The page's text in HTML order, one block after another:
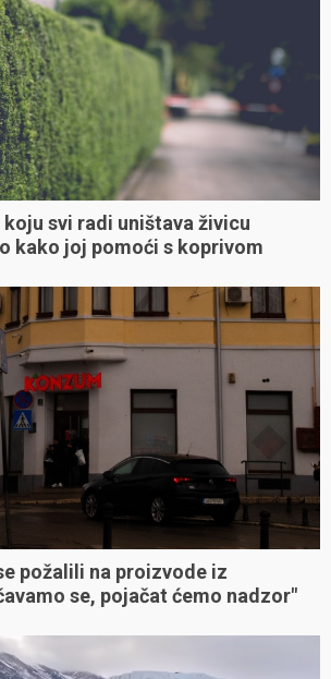
svi radi uništava živicu
kako joj pomoći s koprivom
požalili na proizvode iz
se, pojačat ćemo nadzor"